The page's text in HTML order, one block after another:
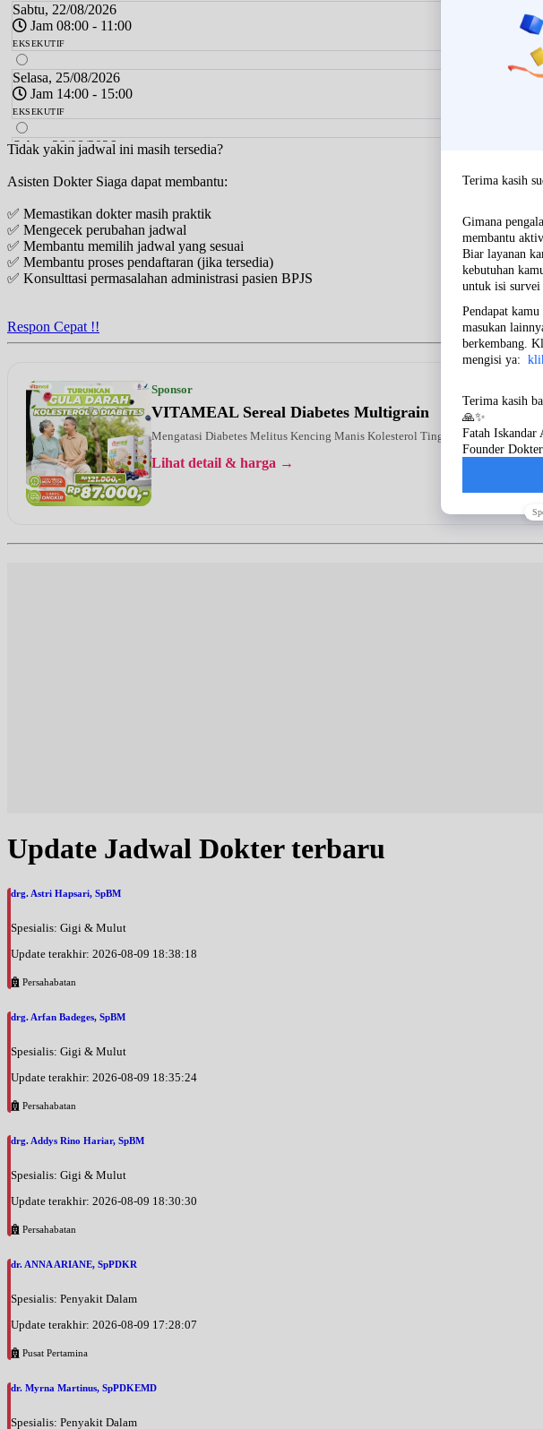
Sabtu, 22/08/2026
Jam 08:00 - 11:00
EKSEKUTIF
Selasa, 25/08/2026
Jam 14:00 - 15:00
EKSEKUTIF
Sabtu, 29/08/2026
Jam 08:00 - 11:00
EKSEKUTIF
Selasa, 01/09/2026
Jam 14:00 - 15:00
EKSEKUTIF
Sabtu, 05/09/2026
Tidak yakin jadwal ini masih tersedia?
Asisten Dokter Siaga dapat membantu:
✅ Memastikan dokter masih praktik
✅ Mengecek perubahan jadwal
✅ Membantu memilih jadwal yang sesuai
✅ Membantu proses pendaftaran (jika tersedia)
✅ Konsulttasi permasalahan administrasi pasien BPJS
Respon Cepat !!
Sponsor
VITAMEAL Sereal Diabetes Multigrain
Mengatasi Diabetes Melitus Kencing Manis Kolesterol Tinggi Kebas Kesemutan
Lihat detail & harga →
Update Jadwal Dokter terbaru
drg. Astri Hapsari, SpBM
Spesialis: Gigi & Mulut
Update terakhir: 2026-08-09 18:38:18
Persahabatan
drg. Arfan Badeges, SpBM
Spesialis: Gigi & Mulut
Update terakhir: 2026-08-09 18:35:24
Persahabatan
drg. Addys Rino Hariar, SpBM
Spesialis: Gigi & Mulut
Update terakhir: 2026-08-09 18:30:30
Persahabatan
dr. ANNA ARIANE, SpPDKR
Spesialis: Penyakit Dalam
Update terakhir: 2026-08-09 17:28:07
Pusat Pertamina
dr. Myrna Martinus, SpPDKEMD
Spesialis: Penyakit Dalam